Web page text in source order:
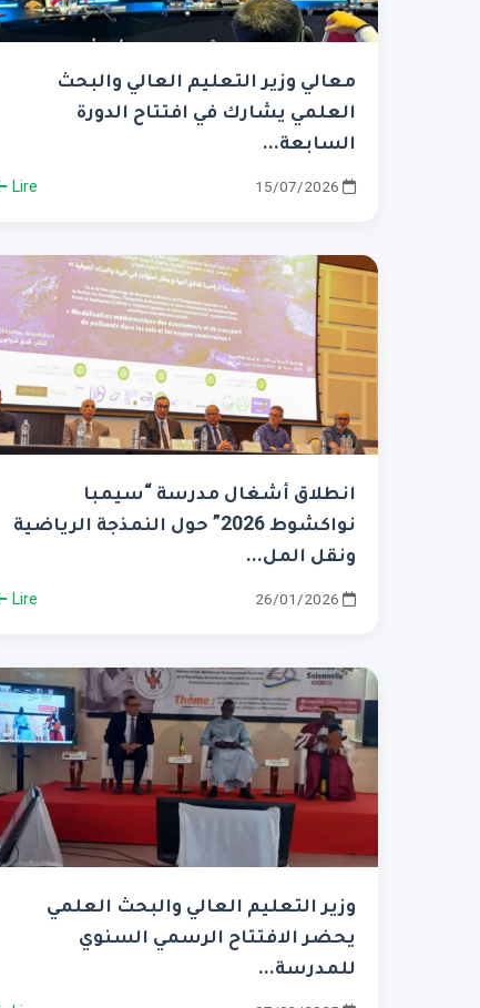
معالي وزير التعليم العالي والبحث
العلمي يشارك في افتتاح الدورة
السابعة...
Lire
انطلاق أشغال مدرسة “سيمبا
نواكشوط 2026” حول النمذجة الرياضية
ونقل المل...
Lire
وزير التعليم العالي والبحث العلمي
يحضر الافتتاح الرسمي السنوي
للمدرسة...